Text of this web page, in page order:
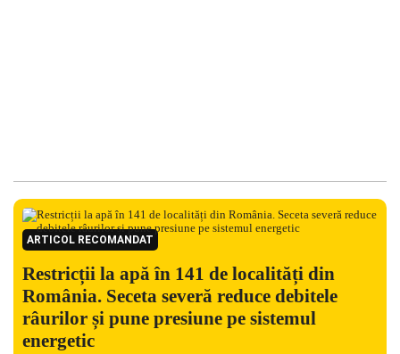
ARTICOL RECOMANDAT
Restricții la apă în 141 de localități din
România. Seceta severă reduce debitele
râurilor și pune presiune pe sistemul
energetic